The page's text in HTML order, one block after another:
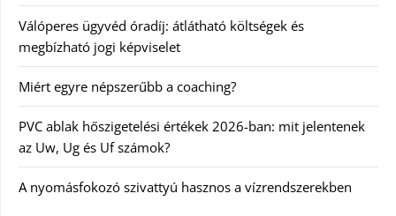
Válóperes ügyvéd óradíj: átlátható költségek és
megbízható jogi képviselet
Miért egyre népszerűbb a coaching?
PVC ablak hőszigetelési értékek 2026-ban: mit jelentenek
az Uw, Ug és Uf számok?
A nyomásfokozó szivattyú hasznos a vízrendszerekben